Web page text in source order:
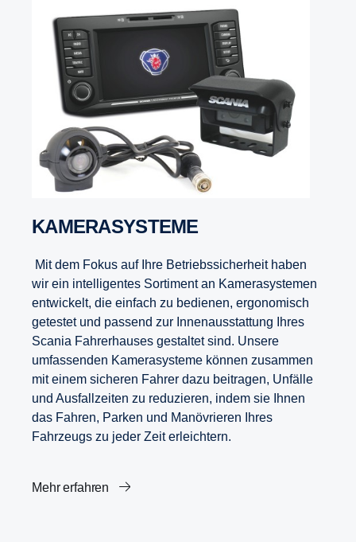
KAMERA­SYSTEME
Mit dem Fokus auf Ihre Betriebssicherheit haben
wir ein intelligentes Sortiment an Kamerasystemen
entwickelt, die einfach zu bedienen, ergonomisch
getestet und passend zur Innenausstattung Ihres
Scania Fahrerhauses gestaltet sind. Unsere
umfassenden Kamerasysteme können zusammen
mit einem sicheren Fahrer dazu beitragen, Unfälle
und Ausfallzeiten zu reduzieren, indem sie Ihnen
das Fahren, Parken und Manövrieren Ihres
Fahrzeugs zu jeder Zeit erleichtern.
Mehr erfahren